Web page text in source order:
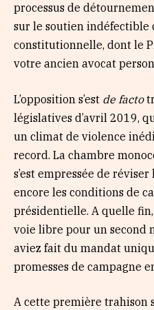
processus de
sur le soutien indéfectible
constitutionnelle, dont le
votre ancien avocat
L’opposition s’est de facto
législatives d’avril 2019,
un climat de violence
record. La chambre
s’est empressée de
encore les conditions de
présidentielle. A quelle fin,
voie libre pour un second
aviez fait du mandat
promesses de campagne
A cette première trahison